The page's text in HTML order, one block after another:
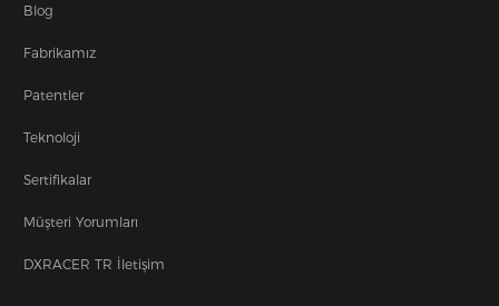
Blog
Fabrikamız
Patentler
Teknoloji
Sertifikalar
Müşteri Yorumları
DXRACER TR İletişim